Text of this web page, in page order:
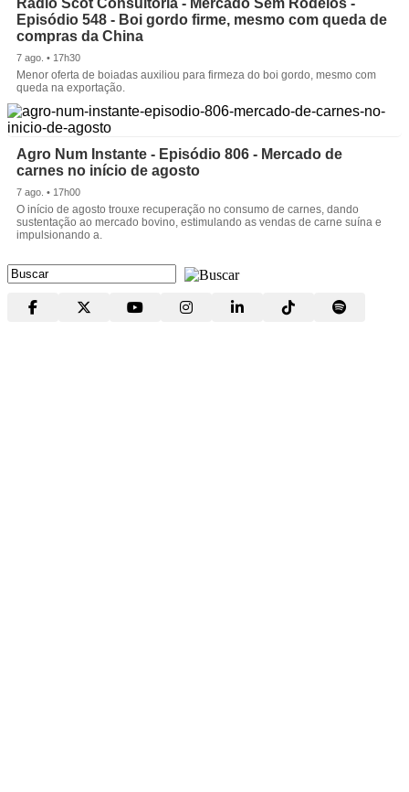
Episódio 548 - Boi gordo firme, mesmo com queda de
compras da China
7 ago. • 17h30
Menor oferta de boiadas auxiliou para firmeza do boi gordo, mesmo com
queda na exportação.
Agro Num Instante - Episódio 806 - Mercado de
carnes no início de agosto
7 ago. • 17h00
O início de agosto trouxe recuperação no consumo de carnes, dando
sustentação ao mercado bovino, estimulando as vendas de carne suína e
impulsionando a.